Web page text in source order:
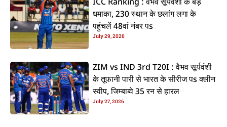
ICC Ranking : वैभव सूर्यवंशी के बड़
धमाका, 230 स्थान के छलांग लगा के
पहुंचलें 48वां नंबर पs
July 29, 2026
ZIM vs IND 3rd T20I : वैभव सूर्यवंशी
के तूफानी पारी से भारत के सीरीज पs क्लीन
स्वीप, जिम्बाब्वे 35 रन से हारल
July 27, 2026